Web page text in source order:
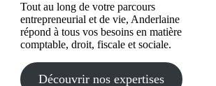
Tout au long de votre parcours
entrepreneurial et de vie, Anderlaine
répond à tous vos besoins en matière
comptable, droit, fiscale et sociale.
Découvrir nos expertises